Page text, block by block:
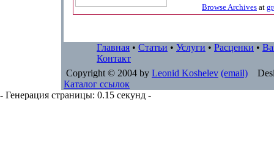
Browse Archives at
Главная • Статьи • Услуги • Расценки •
Контакт
Copyright © 2004 by Leonid Koshelev (email)
Каталог ссылок
- Генерация страницы: 0.15 секунд -